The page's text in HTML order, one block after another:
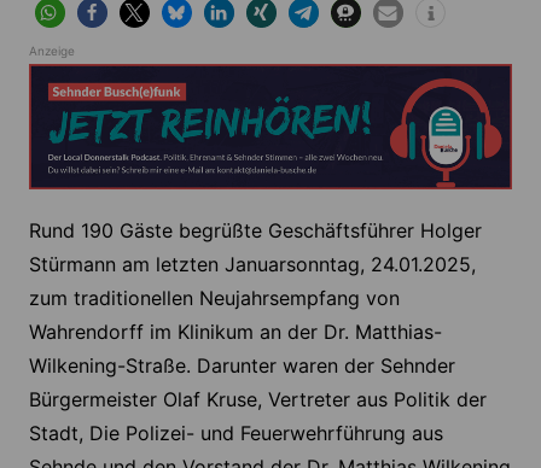
Anzeige
Rund 190 Gäste begrüßte Geschäftsführer Holger
Stürmann am letzten Januarsonntag, 24.01.2025,
zum traditionellen Neujahrsempfang von
Wahrendorff im Klinikum an der Dr. Matthias-
Wilkening-Straße. Darunter waren der Sehnder
Bürgermeister Olaf Kruse, Vertreter aus Politik der
Stadt, Die Polizei- und Feuerwehrführung aus